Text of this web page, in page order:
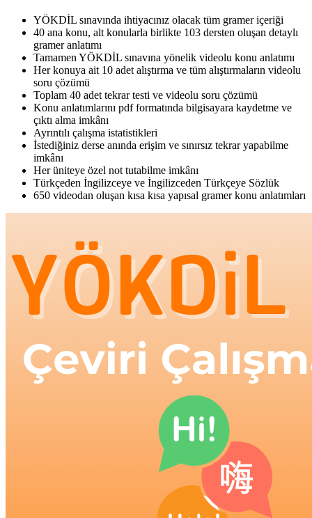
YÖKDİL sınavında ihtiyacınız olacak tüm gramer içeriği
40 ana konu, alt konularla birlikte 103 dersten oluşan detaylı
gramer anlatımı
Tamamen YÖKDİL sınavına yönelik videolu konu anlatımı
Her konuya ait 10 adet alıştırma ve tüm alıştırmaların videolu
soru çözümü
Toplam 40 adet tekrar testi ve videolu soru çözümü
Konu anlatımlarını pdf formatında bilgisayara kaydetme ve
çıktı alma imkânı
Ayrıntılı çalışma istatistikleri
İstediğiniz derse anında erişim ve sınırsız tekrar yapabilme
imkânı
Her üniteye özel not tutabilme imkânı
Türkçeden İngilizceye ve İngilizceden Türkçeye Sözlük
650 videodan oluşan kısa kısa yapısal gramer konu anlatımları